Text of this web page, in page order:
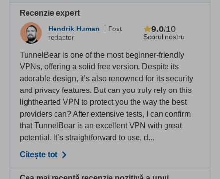
Recenzie expert
Hendrik Human
Fost
redactor
Scorul nostru
9.0/10
TunnelBear is one of the most beginner-friendly
VPNs, offering a solid free version. Despite its
adorable design, it’s also renowned for its security
and privacy features. But can you truly rely on this
lighthearted VPN to protect you the way the best
providers can? After extensive tests, I can confirm
that TunnelBear is an excellent VPN with great
potential. It’s straightforward to use, d...
Citește tot